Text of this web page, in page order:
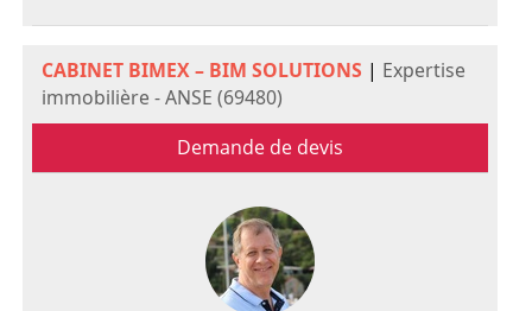
CABINET BIMEX – BIM SOLUTIONS | Expertise
immobilière - ANSE (69480)
Demande de devis